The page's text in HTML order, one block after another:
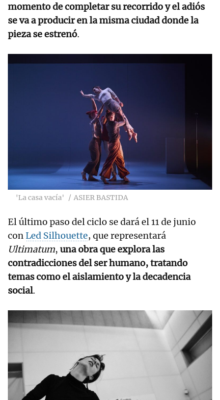
momento de completar su recorrido y el adiós
se va a producir en la misma ciudad donde la
pieza se estrenó.
'La casa vacía' ASIER BASTIDA
El último paso del ciclo se dará el 11 de junio
con Led Silhouette, que representará
Ultimatum, una obra que explora las
contradicciones del ser humano, tratando
temas como el aislamiento y la decadencia
social.